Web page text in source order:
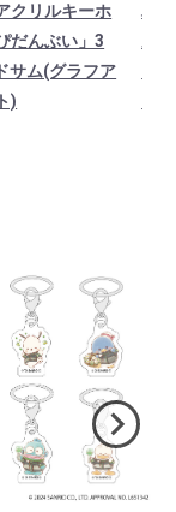
クリルキーホ
だんぶい」3
サム(グラフア
)
パ